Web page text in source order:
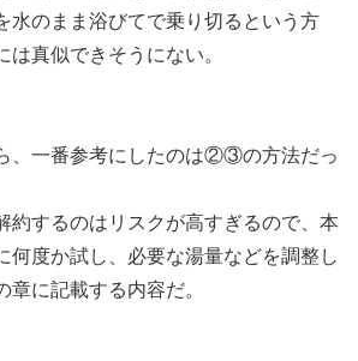
水のまま浴びてで乗り切るという方
は真似できそうにない。
、一番参考にしたのは②③の方法だっ
約するのはリスクが高すぎるので、本
何度か試し、必要な湯量などを調整し
章に記載する内容だ。